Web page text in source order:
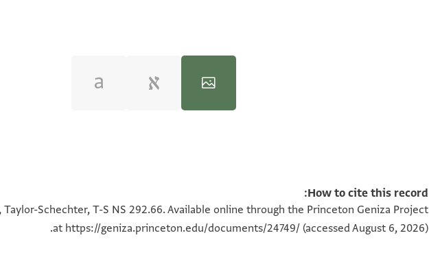
How to cite this record:
Schechter, T-S NS 292.66. Available online through the Princeton Geniza Project
at https://geniza.princeton.edu/documents/24749/ (accessed August 6, 2026).